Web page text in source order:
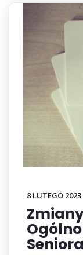
8 LUTEGO 2023